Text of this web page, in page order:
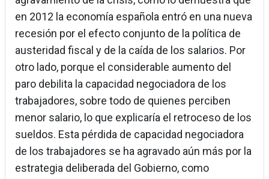
en 2012 la economía española entró en una nueva
recesión por el efecto conjunto de la política de
austeridad fiscal y de la caída de los salarios. Por
otro lado, porque el considerable aumento del
paro debilita la capacidad negociadora de los
trabajadores, sobre todo de quienes perciben
menor salario, lo que explicaría el retroceso de los
sueldos. Esta pérdida de capacidad negociadora
de los trabajadores se ha agravado aún más por la
estrategia deliberada del Gobierno, como